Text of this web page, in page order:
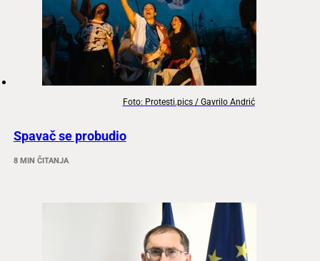
Foto: Protesti.pics / Gavrilo Andrić
Spavač se probudio
8 MIN ČITANJA